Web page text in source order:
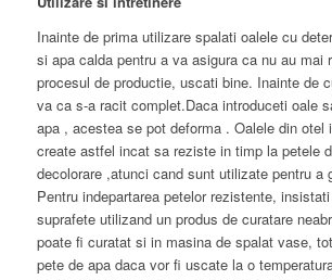
Inainte de prima utilizare spalati oalele cu
si apa calda pentru a va asigura ca nu au mai
procesul de productie, uscati bine. Inainte de
va ca s-a racit complet.Daca introduceti oale
apa , acestea se pot deforma . Oalele din otel
create astfel incat sa reziste in timp la petele
decolorare ,atunci cand sunt utilizate pentru a
Pentru indepartarea petelor rezistente,
suprafete utilizand un produs de curatare
poate fi curatat si in masina de spalat vase,
pete de apa daca vor fi uscate la o